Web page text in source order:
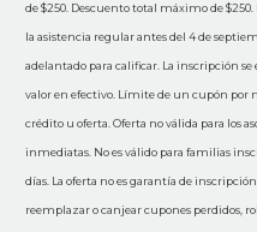
de $250. Descuento total máximo de
la asistencia regular antes del 4 de
adelantado para calificar. La inscripción
valor en efectivo. Límite de un cupón por
crédito u oferta. Oferta no válida para los
inmediatas. No es válido para familias
días. La oferta no es garantía de
reemplazar o canjear cupones perdidos,